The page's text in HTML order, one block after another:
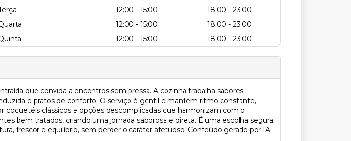
12:00 - 15:00
18:00 - 23:00
12:00 - 15:00
18:00 - 23:00
12:00 - 15:00 18:00 - 23:00
que convida a encontros sem pressa. A cozinha trabalha sabores
e pratos de conforto. O serviço é gentil e mantém ritmo constante,
coquetéis clássicos e opções descomplicadas que harmonizam com o
bem tratados, criando uma jornada saborosa e direta. É uma escolha segura
frescor e equilíbrio, sem perder o caráter afetuoso. Conteúdo gerado por IA.